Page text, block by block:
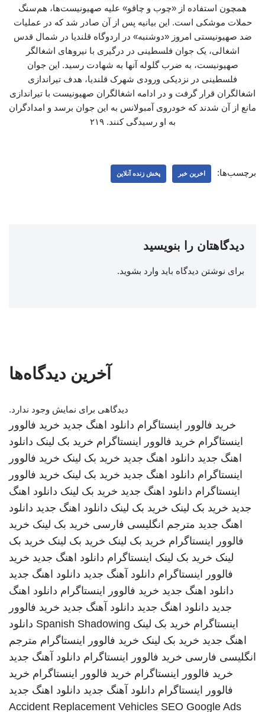
همچون استفاده از «چوب و چاقو» علیه صهیونیست‌ها، هم‌سنگ
حملات موشکی است. این بیانیه پس از آن صادر شد که در عملیات
ضد صهیونیستی امروز «دوشنبه» در اردوگاه قلندیا در شمال قدس
اشغالی، یک جوان فلسطینی در درگیری با نیروهای اشغالگر
صهیونیست، به ضرب گلوله آنها به شهادت رسید. این جوان
فلسطینی در نزدیکی ورودی شهرک قلندیا، هدف تیراندازی
اشغالگران قرار گرفت و در ادامه اشغالگران صهیونیست با تیراندازی
مانع از آن شدند که خودروی آمبولانس به این جوان برسد و امدادگران
به او رسیدگی کنند. ۲۱۹
برچسب‌ها: اخرین خبر پخش زنده آنلاین
دیدگاهتان را بنویسید
برای نوشتن دیدگاه باید وارد بشوید.
آخرین دیدگاه‌ها
دیدگاهی برای نمایش وجود ندارد.
خرید فالوور اینستاگرام دانلود اهنگ جدید خرید فالوور
اینستاگرام خرید فالوور اینستاگرام خرید بک لینک دانلود
اهنگ جدید دانلود اهنگ جدید خرید بک لینک خرید فالوور
اینستاگرام دانلود اهنگ جدید خرید بک لینک خرید فالوور
اینستاگرام دانلود اهنگ جدید خرید بک لینک دانلود اهنگ
جدید خرید بک لینک خرید بک لینک دانلود اهنگ جدید دانلود
اهنگ جدید مترجم انگلیسی فارسی خرید بک لینک خرید
فالوور اینستاگرام خرید بک لینک خرید بک لینک خرید بک
لینک خرید بک لینک اینستاگرام دانلود اهنگ جدید خرید
فالوور اینستاگرام دانلود آهنگ جدید دانلود اهنگ جدید
دانلود اهنگ جدید خرید فالوور اینستاگرام دانلود اهنگ
جدید دانلود اهنگ جدید دانلود آهنگ جدید خرید فالوور
اینستاگرام خرید بک لینک Spanish Shadowing دانلود
اهنگ جدید خرید بک لینک خرید فالوور اینستاگرام مترجم
انگلیسی فارسی خرید فالوور اینستاگرام دانلود آهنگ جدید
خرید فالوور اینستاگرام خرید فالوور اینستاگرام خرید
فالوور اینستاگرام دانلود آهنگ جدید دانلود اهنگ جدید
Accident Replacement Vehicles SEO Google Ads